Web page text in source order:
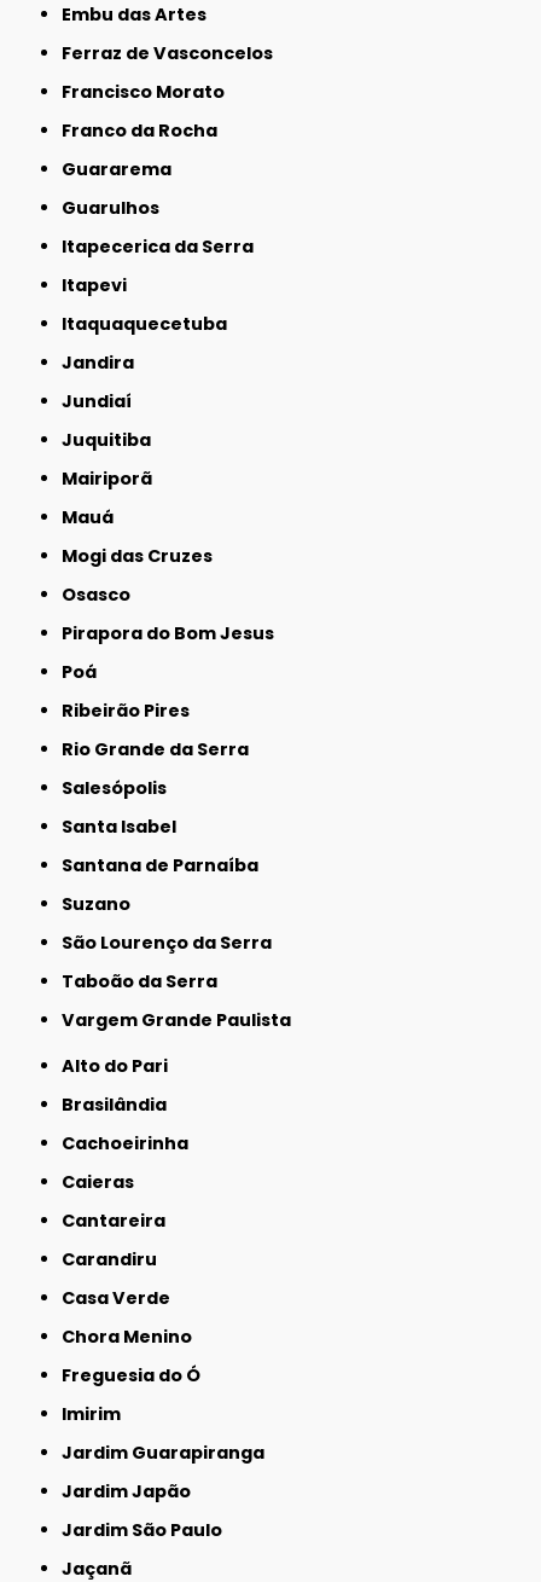
Embu das Artes
Ferraz de Vasconcelos
Francisco Morato
Franco da Rocha
Guararema
Guarulhos
Itapecerica da Serra
Itapevi
Itaquaquecetuba
Jandira
Jundiaí
Juquitiba
Mairiporã
Mauá
Mogi das Cruzes
Osasco
Pirapora do Bom Jesus
Poá
Ribeirão Pires
Rio Grande da Serra
Salesópolis
Santa Isabel
Santana de Parnaíba
Suzano
São Lourenço da Serra
Taboão da Serra
Vargem Grande Paulista
Alto do Pari
Brasilândia
Cachoeirinha
Caieras
Cantareira
Carandiru
Casa Verde
Chora Menino
Freguesia do Ó
Imirim
Jardim Guarapiranga
Jardim Japão
Jardim São Paulo
Jaçanã